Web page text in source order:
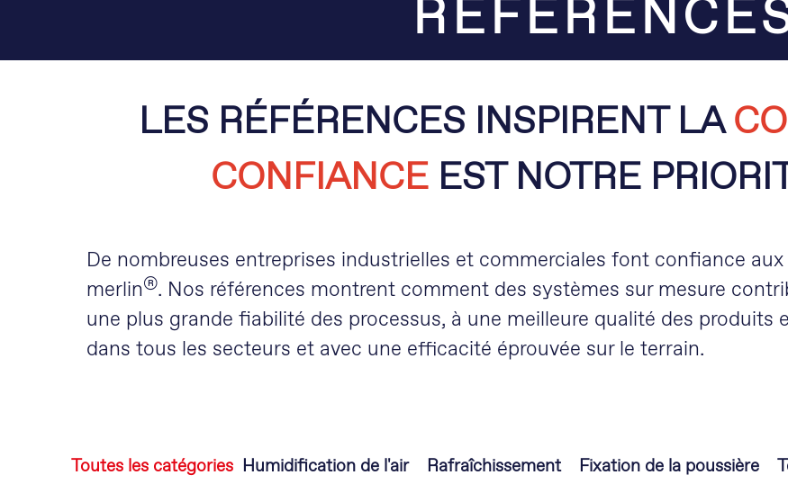
LES RÉFÉRENCES INSPIRENT LA
CONFIANCE EST NOTRE
De nombreuses entreprises industrielles et commerciales font confiance
merlin®. Nos références montrent comment des systèmes sur mesure
une plus grande fiabilité des processus, à une meilleure qualité des
dans tous les secteurs et avec une efficacité éprouvée sur le terrain.
Toutes les catégoriesAller
Humidification de l'air Rafraîchissement Fixation de la poussière